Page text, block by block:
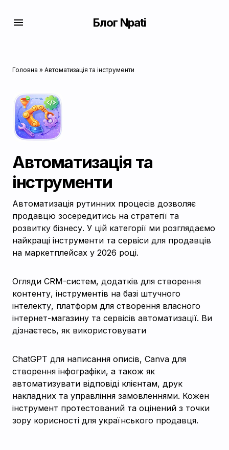
Блог Npati
Головна » Автоматизація та інструменти
Автоматизація та
інструменти
Автоматизація рутинних процесів дозволяє
продавцю зосередитись на стратегії та
розвитку бізнесу. У цій категорії ми розглядаємо
найкращі інструменти та сервіси для продавців
на маркетплейсах у 2026 році.
Огляди CRM-систем, додатків для створення
контенту, інструментів на базі штучного
інтелекту, платформ для створення власного
інтернет-магазину та сервісів автоматизації. Ви
дізнаєтесь, як використовувати
ChatGPT для написання описів, Canva для
створення інфографіки, а також як
автоматизувати відповіді клієнтам, друк
накладних та управління замовленнями. Кожен
інструмент протестований та оцінений з точки
зору корисності для українського продавця.